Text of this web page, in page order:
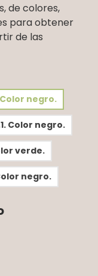
de colores,
para obtener
de las
Color negro.
Color negro.
verde.
negro.